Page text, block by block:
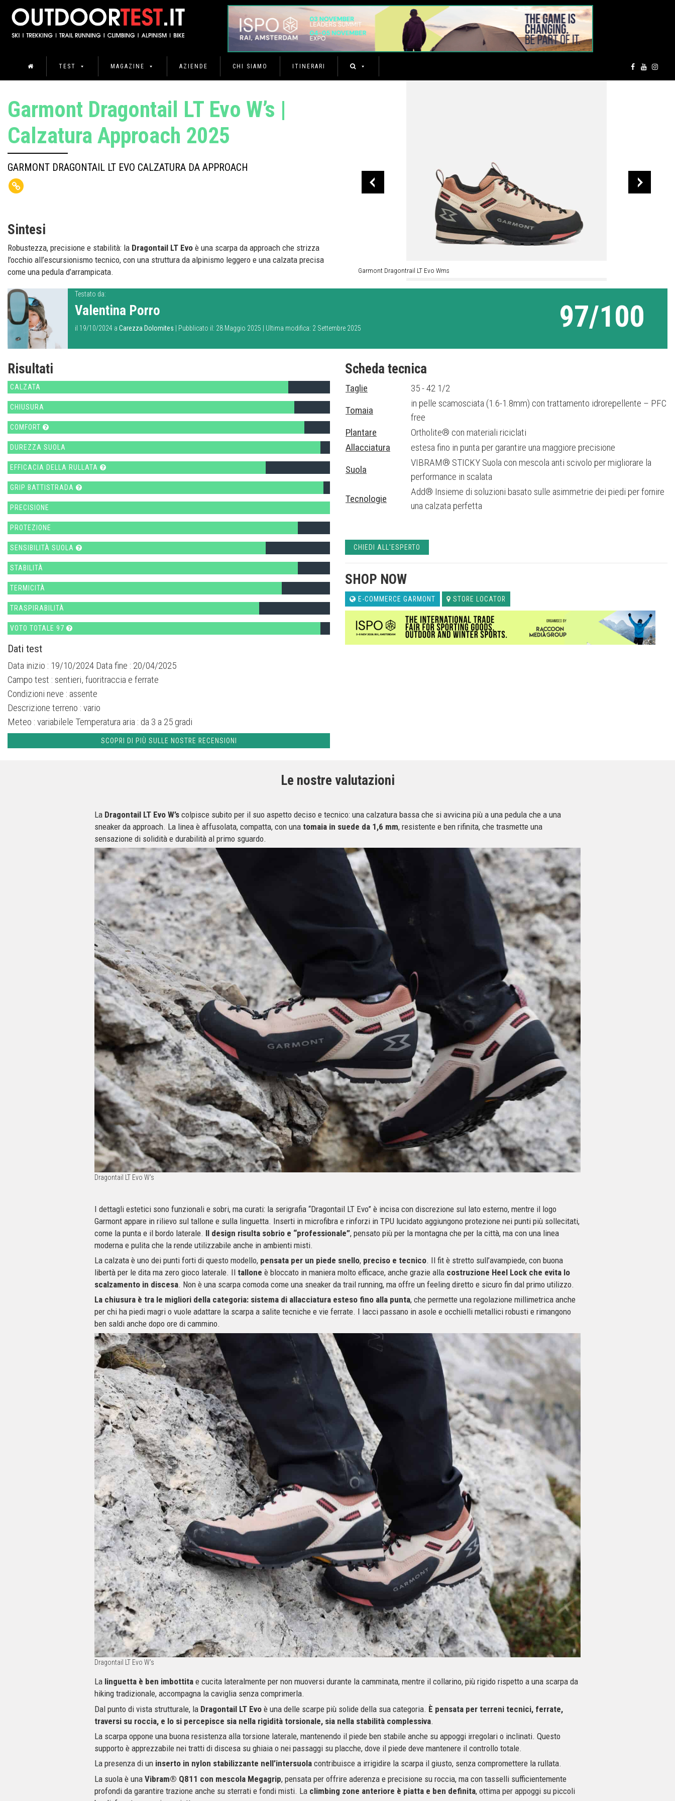
TEST MAGAZINE AZIENDE CHI SIAMO ITINERARI
Garmont Dragontrail LT Evo Wms
Garmont Dragontail LT Evo W’s |
Calzatura Approach 2025
GARMONT DRAGONTAIL LT EVO CALZATURA DA APPROACH
Sintesi
Robustezza, precisione e stabilità: la Dragontail LT Evo è una scarpa da approach che strizza
l’occhio all’escursionismo tecnico, con una struttura da alpinismo leggero e una calzata precisa
come una pedula d’arrampicata.
Testato da:
Valentina Porro
il 19/10/2024 a Carezza Dolomites | Pubblicato il: 28 Maggio 2025 | Ultima modifica: 2 Settembre 2025 97/100
Risultati
CALZATA
CHIUSURA
COMFORT
DUREZZA SUOLA
EFFICACIA DELLA RULLATA
GRIP BATTISTRADA
PRECISIONE
PROTEZIONE
SENSIBILITÀ SUOLA
STABILITÀ
TERMICITÀ
TRASPIRABILITÀ
VOTO TOTALE 97
Dati test
Data inizio : 19/10/2024 Data fine : 20/04/2025
Campo test : sentieri, fuoritraccia e ferrate
Condizioni neve : assente
Descrizione terreno : vario
Meteo : variabilele Temperatura aria : da 3 a 25 gradi
SCOPRI DI PIÙ SULLE NOSTRE RECENSIONI
Scheda tecnica
Taglie
35 - 42 1/2
Tomaia
in pelle scamosciata (1.6-1.8mm) con trattamento idrorepellente – PFC
free
Plantare
Ortholite® con materiali riciclati
Allacciatura
estesa fino in punta per garantire una maggiore precisione
Suola
VIBRAM® STICKY Suola con mescola anti scivolo per migliorare la
performance in scalata
Tecnologie
Add® Insieme di soluzioni basato sulle asimmetrie dei piedi per fornire
una calzata perfetta
CHIEDI ALL'ESPERTO
SHOP NOW
E-COMMERCE GARMONT STORE LOCATOR
Le nostre valutazioni
La Dragontail LT Evo W’s colpisce subito per il suo aspetto deciso e tecnico: una calzatura bassa che si avvicina più a una pedula che a una
sneaker da approach. La linea è affusolata, compatta, con una tomaia in suede da 1,6 mm, resistente e ben rifinita, che trasmette una
sensazione di solidità e durabilità al primo sguardo.
Dragontail LT Evo W’s
I dettagli estetici sono funzionali e sobri, ma curati: la serigrafia “Dragontail LT Evo” è incisa con discrezione sul lato esterno, mentre il logo
Garmont appare in rilievo sul tallone e sulla linguetta. Inserti in microfibra e rinforzi in TPU lucidato aggiungono protezione nei punti più sollecitati,
come la punta e il bordo laterale. Il design risulta sobrio e “professionale”, pensato più per la montagna che per la città, ma con una linea
moderna e pulita che la rende utilizzabile anche in ambienti misti.
La calzata è uno dei punti forti di questo modello, pensata per un piede snello, preciso e tecnico. Il fit è stretto sull’avampiede, con buona
libertà per le dita ma zero gioco laterale. Il tallone è bloccato in maniera molto efficace, anche grazie alla costruzione Heel Lock che evita lo
scalzamento in discesa. Non è una scarpa comoda come una sneaker da trail running, ma offre un feeling diretto e sicuro fin dal primo utilizzo.
La chiusura è tra le migliori della categoria: sistema di allacciatura esteso fino alla punta, che permette una regolazione millimetrica anche
per chi ha piedi magri o vuole adattare la scarpa a salite tecniche e vie ferrate. I lacci passano in asole e occhielli metallici robusti e rimangono
ben saldi anche dopo ore di cammino.
Dragontail LT Evo W’s
La linguetta è ben imbottita e cucita lateralmente per non muoversi durante la camminata, mentre il collarino, più rigido rispetto a una scarpa da
hiking tradizionale, accompagna la caviglia senza comprimerla.
Dal punto di vista strutturale, la Dragontail LT Evo è una delle scarpe più solide della sua categoria. È pensata per terreni tecnici, ferrate,
traversi su roccia, e lo si percepisce sia nella rigidità torsionale, sia nella stabilità complessiva.
La scarpa oppone una buona resistenza alla torsione laterale, mantenendo il piede ben stabile anche su appoggi irregolari o inclinati. Questo
supporto è apprezzabile nei tratti di discesa su ghiaia o nei passaggi su placche, dove il piede deve mantenere il controllo totale.
La presenza di un inserto in nylon stabilizzante nell’intersuola contribuisce a irrigidire la scarpa il giusto, senza compromettere la rullata.
La suola è una Vibram® Q811 con mescola Megagrip, pensata per offrire aderenza e precisione su roccia, ma con tasselli sufficientemente
profondi da garantire trazione anche su sterrati e fondi misti. La climbing zone anteriore è piatta e ben definita, ottima per appoggi su piccoli